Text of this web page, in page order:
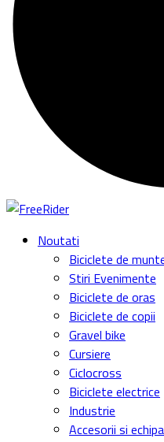
Noutati
Biciclete de
Stiri Evenimente
Biciclete de oras
Biciclete de copii
Gravel bike
Cursiere
Ciclocross
Biciclete electrice
Industrie
Accesorii si